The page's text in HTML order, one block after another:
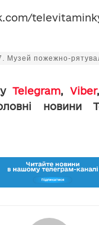
Музей пожежно-
Telegram, Viber
новини